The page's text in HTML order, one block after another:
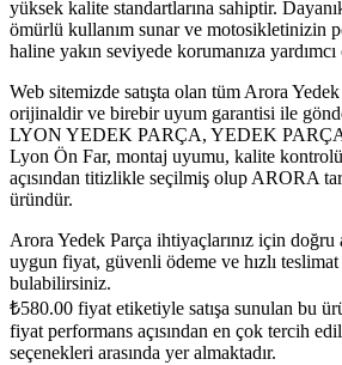
yüksek kalite standartlarına sahiptir.
ömürlü kullanım sunar ve motosikletinizin
haline yakın seviyede korumanıza yardımcı
Web sitemizde satışta olan tüm Arora
orijinaldir ve birebir uyum garantisi ile
LYON YEDEK PARÇA, YEDEK PARÇA
Lyon Ön Far, montaj uyumu, kalite
açısından titizlikle seçilmiş olup ARORA
üründür.
Arora Yedek Parça ihtiyaçlarınız için doğru
uygun fiyat, güvenli ödeme ve hızlı teslimat
bulabilirsiniz.
₺580.00 fiyat etiketiyle satışa sunulan bu
fiyat performans açısından en çok tercih
seçenekleri arasında yer almaktadır.